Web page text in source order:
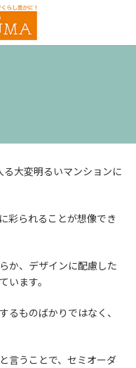
大変明るいマンションに
彩られることが想像でき
か、デザインに配慮した
います。
るものばかりではなく、
言うことで、セミオーダ